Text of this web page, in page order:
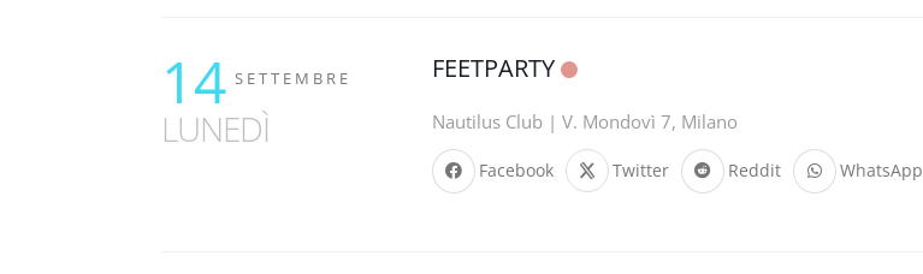
14 SETTEMBRE
LUNEDÌ
FEETPARTY
Nautilus Club | V. Mondovì 7, Milano
Facebook Twitter Reddit WhatsApp